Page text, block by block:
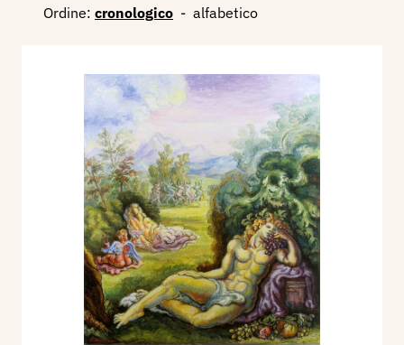
Ordine: cronologico - alfabetico